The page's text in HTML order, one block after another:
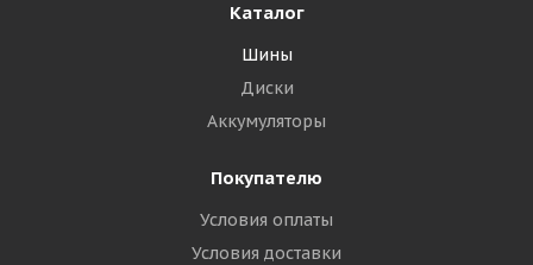
Каталог
Шины
Диски
Аккумуляторы
Покупателю
Условия оплаты
Условия доставки